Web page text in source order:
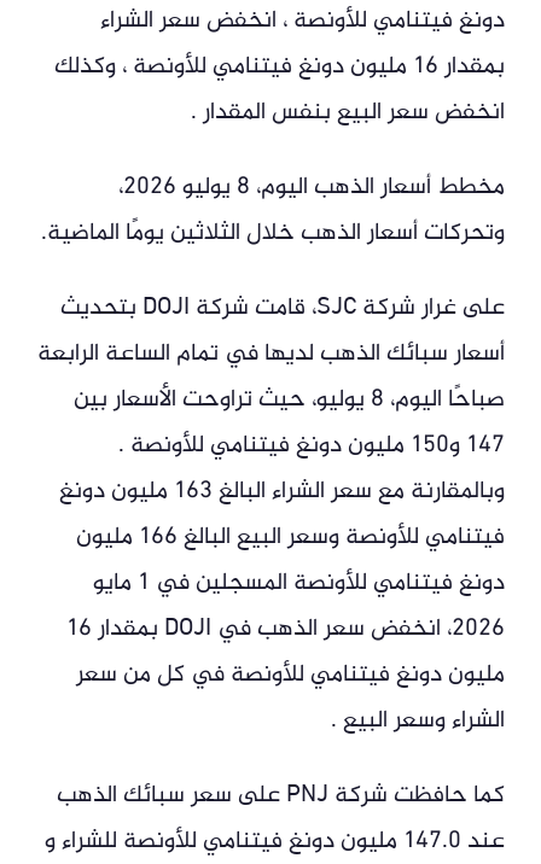
دونغ فيتنامي للأونصة ، انخفض سعر الشراء
بمقدار 16 مليون دونغ فيتنامي للأونصة ، وكذلك
انخفض سعر البيع بنفس المقدار .
مخطط أسعار الذهب اليوم، 8 يوليو 2026،
وتحركات أسعار الذهب خلال الثلاثين يومًا الماضية.
على غرار شركة SJC، قامت شركة DOJI بتحديث
أسعار سبائك الذهب لديها في تمام الساعة الرابعة
صباحًا اليوم، 8 يوليو، حيث تراوحت الأسعار بين
147 و150 مليون دونغ فيتنامي للأونصة .
وبالمقارنة مع سعر الشراء البالغ 163 مليون دونغ
فيتنامي للأونصة وسعر البيع البالغ 166 مليون
دونغ فيتنامي للأونصة المسجلين في 1 مايو
2026، انخفض سعر الذهب في DOJI بمقدار 16
مليون دونغ فيتنامي للأونصة في كل من سعر
الشراء وسعر البيع .
كما حافظت شركة PNJ على سعر سبائك الذهب
عند 147.0 مليون دونغ فيتنامي للأونصة للشراء و